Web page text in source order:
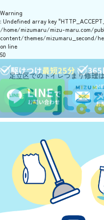
Warning
: Undefined array key
/home/mizumaru/mizu-maru.com/
content/themes/mizumaru_second/
on line
50
足立区でのトイレつまり修理